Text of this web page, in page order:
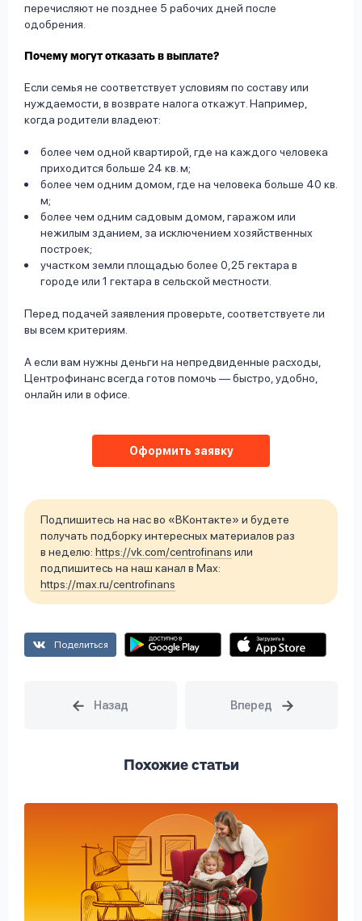
перечисляют не позднее 5 рабочих дней после
одобрения.
Почему могут отказать в выплате?
Если семья не соответствует условиям по составу или
нуждаемости, в возврате налога откажут. Например,
когда родители владеют:
более чем одной квартирой, где на каждого человека
приходится больше 24 кв. м;
более чем одним домом, где на человека больше 40 кв.
м;
более чем одним садовым домом, гаражом или
нежилым зданием, за исключением хозяйственных
построек;
участком земли площадью более 0,25 гектара в
городе или 1 гектара в сельской местности.
Перед подачей заявления проверьте, соответствуете ли
вы всем критериям.
А если вам нужны деньги на непредвиденные расходы,
Центрофинанс всегда готов помочь — быстро, удобно,
онлайн или в офисе.
Оформить заявку
Подпишитесь на нас во «ВКонтакте» и будете
получать подборку интересных материалов раз
в неделю: https://vk.com/centrofinans или
подпишитесь на наш канал в Max:
https://max.ru/centrofinans
Поделиться
Похожие статьи